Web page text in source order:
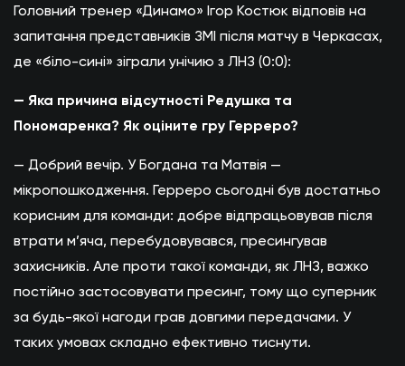
Головний тренер «Динамо» Ігор Костюк відповів на
запитання представників ЗМІ після матчу в Черкасах,
де «біло-сині» зіграли унічию з ЛНЗ (0:0):
— Яка причина відсутності Редушка та
Пономаренка? Як оціните гру Герреро?
— Добрий вечір. У Богдана та Матвія —
мікропошкодження. Герреро сьогодні був достатньо
корисним для команди: добре відпрацьовував після
втрати м’яча, перебудовувався, пресингував
захисників. Але проти такої команди, як ЛНЗ, важко
постійно застосовувати пресинг, тому що суперник
за будь-якої нагоди грав довгими передачами. У
таких умовах складно ефективно тиснути.